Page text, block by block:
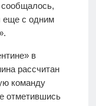
еще с одним
в
рассчитан
команду
отметившись